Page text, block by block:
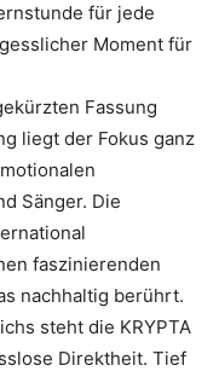
für jede
Moment für
Fassung
liegt der Fokus ganz
Sänger. Die
faszinierenden
nachhaltig berührt.
steht die KRYPTA
Direktheit. Tief